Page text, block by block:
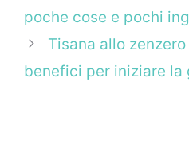
poche cose e pochi
Tisana allo
benefici per iniziare la